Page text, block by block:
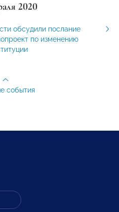
2020
обсудили послание
по изменению
события